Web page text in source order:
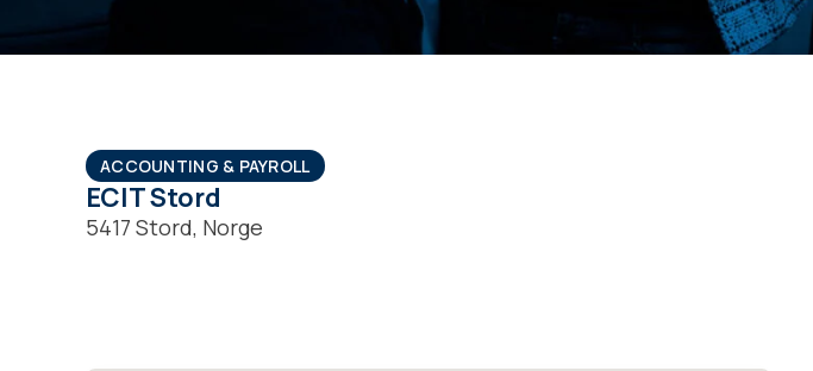
ACCOUNTING & PAYROLL
ECIT Stord
5417 Stord, Norge